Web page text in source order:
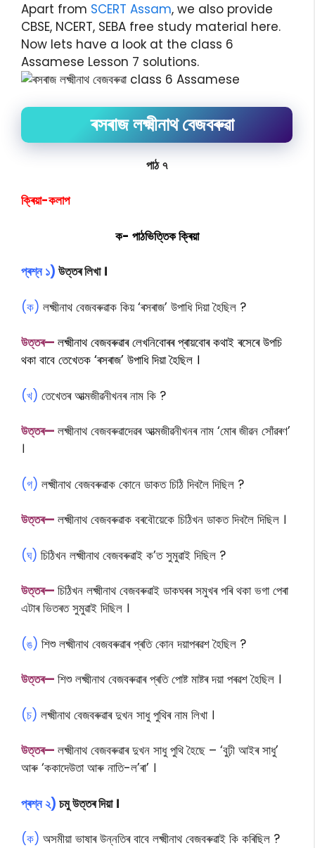
Apart from SCERT Assam, we also provide
CBSE, NCERT, SEBA free study material here.
Now lets have a look at the class 6
Assamese Lesson 7 solutions.
ৰসৰাজ লক্ষ্মীনাথ বেজবৰুৱা
পাঠ ৭
ক্ৰিয়া-কলাপ
ক- পাঠভিত্তিক ক্ৰিয়া
প্ৰশ্ন ১) উত্তৰ লিখা ।
(ক) লক্ষ্মীনাথ বেজবৰুৱাক কিয় ‘ৰসৰাজ’ উপাধি দিয়া হৈছিল ?
উত্তৰ— লক্ষ্মীনাথ বেজবৰুৱাৰ লেখনিবোৰৰ প্ৰায়বোৰ কথাই ৰসেৰে উপচি
থকা বাবে তেখেতক ‘ৰসৰাজ’ উপাধি দিয়া হৈছিল ।
(খ) তেখেতৰ আত্মজীৱনীখনৰ নাম কি ?
উত্তৰ— লক্ষ্মীনাথ বেজবৰুৱাদেৱৰ আত্মজীৱনীখনৰ নাম ‘মোৰ জীৱন সোঁৱৰণ’
।
(গ) লক্ষ্মীনাথ বেজবৰুৱাক কোনে ডাকত চিঠি দিবলৈ দিছিল ?
উত্তৰ— লক্ষ্মীনাথ বেজবৰুৱাক বৰবৌয়েকে চিঠিখন ডাকত দিবলৈ দিছিল ।
(ঘ) চিঠিখন লক্ষ্মীনাথ বেজবৰুৱাই ক’ত সুমুৱাই দিছিল ?
উত্তৰ— চিঠিখন লক্ষ্মীনাথ বেজবৰুৱাই ডাকঘৰৰ সমুখৰ পৰি থকা ভগা পেৰা
এটাৰ ভিতৰত সুমুৱাই দিছিল ।
(ঙ) শিশু লক্ষ্মীনাথ বেজবৰুৱাৰ প্ৰতি কোন দয়াপৰৱশ হৈছিল ?
উত্তৰ— শিশু লক্ষ্মীনাথ বেজবৰুৱাৰ প্ৰতি পোষ্ট মাষ্টৰ দয়া পৰৱশ হৈছিল ।
(চ) লক্ষ্মীনাথ বেজবৰুৱাৰ দুখন সাধু পুথিৰ নাম লিখা ।
উত্তৰ— লক্ষ্মীনাথ বেজবৰুৱাৰ দুখন সাধু পুথি হৈছে – ‘বুঢ়ী আইৰ সাধু’
আৰু ‘ককাদেউতা আৰু নাতি-ল’ৰা’ ।
প্ৰশ্ন ২) চমু উত্তৰ দিয়া ।
(ক) অসমীয়া ভাষাৰ উন্নতিৰ বাবে লক্ষ্মীনাথ বেজবৰুৱাই কি কৰিছিল ?